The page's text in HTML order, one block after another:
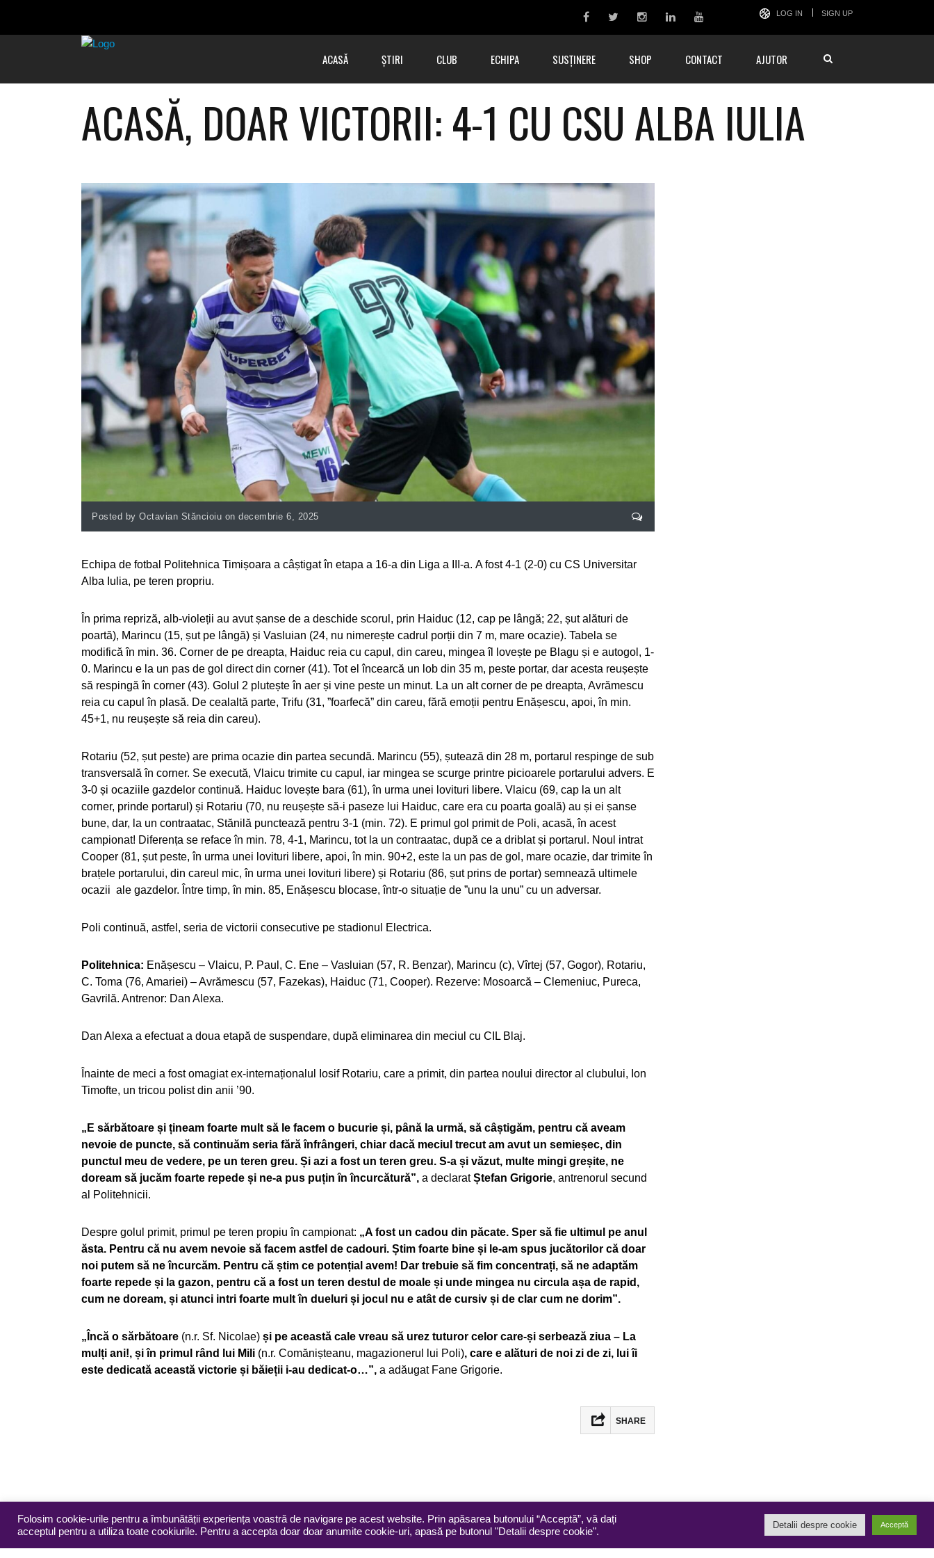
LOG IN SIGN UP
ACASĂ ȘTIRI CLUB ECHIPA SUSȚINERE SHOP CONTACT AJUTOR
ACASĂ, DOAR VICTORII: 4-1 CU CSU ALBA IULIA
Posted by Octavian Stăncioiu on decembrie 6, 2025
Echipa de fotbal Politehnica Timișoara a câștigat în etapa a 16-a din Liga a III-a. A fost 4-1 (2-0) cu CS Universitar
Alba Iulia, pe teren propriu.
În prima repriză, alb-violeții au avut șanse de a deschide scorul, prin Haiduc (12, cap pe lângă; 22, șut alături de
poartă), Marincu (15, șut pe lângă) și Vasluian (24, nu nimerește cadrul porții din 7 m, mare ocazie). Tabela se
modifică în min. 36. Corner de pe dreapta, Haiduc reia cu capul, din careu, mingea îl lovește pe Blagu și e autogol, 1-
0. Marincu e la un pas de gol direct din corner (41). Tot el încearcă un lob din 35 m, peste portar, dar acesta reușește
să respingă în corner (43). Golul 2 plutește în aer și vine peste un minut. La un alt corner de pe dreapta, Avrămescu
reia cu capul în plasă. De cealaltă parte, Trifu (31, ”foarfecă” din careu, fără emoții pentru Enășescu, apoi, în min.
45+1, nu reușește să reia din careu).
Rotariu (52, șut peste) are prima ocazie din partea secundă. Marincu (55), șutează din 28 m, portarul respinge de sub
transversală în corner. Se execută, Vlaicu trimite cu capul, iar mingea se scurge printre picioarele portarului advers. E
3-0 și ocaziile gazdelor continuă. Haiduc lovește bara (61), în urma unei lovituri libere. Vlaicu (69, cap la un alt
corner, prinde portarul) și Rotariu (70, nu reușește să-i paseze lui Haiduc, care era cu poarta goală) au și ei șanse
bune, dar, la un contraatac, Stănilă punctează pentru 3-1 (min. 72). E primul gol primit de Poli, acasă, în acest
campionat! Diferența se reface în min. 78, 4-1, Marincu, tot la un contraatac, după ce a driblat și portarul. Noul intrat
Cooper (81, șut peste, în urma unei lovituri libere, apoi, în min. 90+2, este la un pas de gol, mare ocazie, dar trimite în
brațele portarului, din careul mic, în urma unei lovituri libere) și Rotariu (86, șut prins de portar) semnează ultimele
ocazii ale gazdelor. Între timp, în min. 85, Enășescu blocase, într-o situație de ”unu la unu” cu un adversar.
Poli continuă, astfel, seria de victorii consecutive pe stadionul Electrica.
Politehnica: Enășescu – Vlaicu, P. Paul, C. Ene – Vasluian (57, R. Benzar), Marincu (c), Vîrtej (57, Gogor), Rotariu,
C. Toma (76, Amariei) – Avrămescu (57, Fazekas), Haiduc (71, Cooper). Rezerve: Mosoarcă – Clemeniuc, Pureca,
Gavrilă. Antrenor: Dan Alexa.
Dan Alexa a efectuat a doua etapă de suspendare, după eliminarea din meciul cu CIL Blaj.
Înainte de meci a fost omagiat ex-internaționalul Iosif Rotariu, care a primit, din partea noului director al clubului, Ion
Timofte, un tricou polist din anii ’90.
„E sărbătoare și țineam foarte mult să le facem o bucurie și, până la urmă, să câștigăm, pentru că aveam
nevoie de puncte, să continuăm seria fără înfrângeri, chiar dacă meciul trecut am avut un semieșec, din
punctul meu de vedere, pe un teren greu. Și azi a fost un teren greu. S-a și văzut, multe mingi greșite, ne
doream să jucăm foarte repede și ne-a pus puțin în încurcătură”, a declaratȘtefan Grigorie, antrenorul secund
al Politehnicii.
Despre golul primit, primul pe teren propiu în campionat: „A fost un cadou din păcate. Sper să fie ultimul pe anul
ăsta. Pentru că nu avem nevoie să facem astfel de cadouri. Știm foarte bine și le-am spus jucătorilor că doar
noi putem să ne încurcăm. Pentru că știm ce potențial avem! Dar trebuie să fim concentrați, să ne adaptăm
foarte repede și la gazon, pentru că a fost un teren destul de moale și unde mingea nu circula așa de rapid,
cum ne doream, și atunci intri foarte mult în dueluri și jocul nu e atât de cursiv și de clar cum ne dorim”.
„Încă o sărbătoare (n.r. Sf. Nicolae) și pe această cale vreau să urez tuturor celor care-și serbează ziua – La
mulți ani!, și în primul rând lui Mili (n.r. Comănișteanu, magazionerul lui Poli), care e alături de noi zi de zi, lui îi
este dedicată această victorie și băieții i-au dedicat-o…”, a adăugat Fane Grigorie.
SHARE
Folosim cookie-urile pentru a îmbunătății experiența voastră de navigare pe acest website. Prin apăsarea butonului “Acceptă”, vă dați
acceptul pentru a utiliza toate cookiurile. Pentru a accepta doar doar anumite cookie-uri, apasă pe butonul "Detalii despre cookie".
Detalii despre cookie Acceptă